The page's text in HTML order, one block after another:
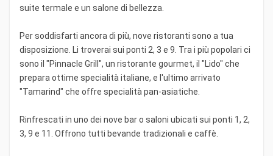
suite termale e un salone di bellezza.
Per soddisfarti ancora di più, nove ristoranti sono a tua
disposizione. Li troverai sui ponti 2, 3 e 9. Tra i più popolari ci
sono il "Pinnacle Grill", un ristorante gourmet, il "Lido" che
prepara ottime specialità italiane, e l'ultimo arrivato
"Tamarind" che offre specialità pan-asiatiche.
Rinfrescati in uno dei nove bar o saloni ubicati sui ponti 1, 2,
3, 9 e 11. Offrono tutti bevande tradizionali e caffè.